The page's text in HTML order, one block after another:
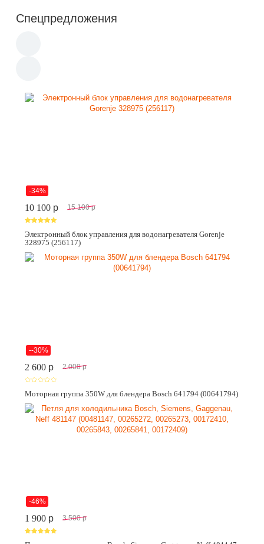
Спецпредложения
-34%
10 100 p 15 100 p
Электронный блок управления для водонагревателя Gorenje
328975 (256117)
--30%
2 600 p 2 000 p
Моторная группа 350W для блендера Bosch 641794 (00641794)
-46%
1 900 p 3 500 p